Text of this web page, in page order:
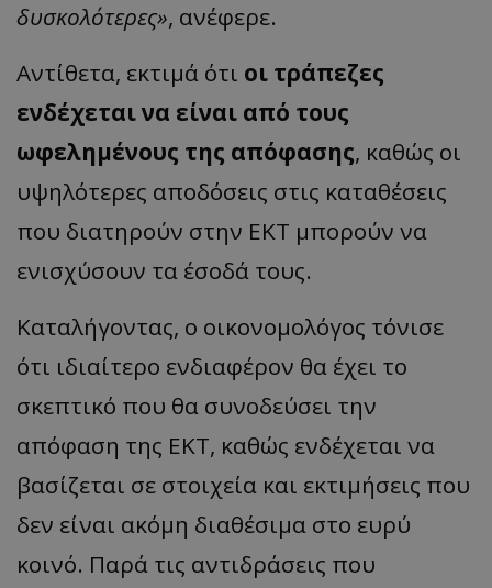
δυσκολότερες», ανέφερε.
Αντίθετα, εκτιμά ότι οι τράπεζες
ενδέχεται να είναι από τους
ωφελημένους της απόφασης, καθώς οι
υψηλότερες αποδόσεις στις καταθέσεις
που διατηρούν στην ΕΚΤ μπορούν να
ενισχύσουν τα έσοδά τους.
Καταλήγοντας, ο οικονομολόγος τόνισε
ότι ιδιαίτερο ενδιαφέρον θα έχει το
σκεπτικό που θα συνοδεύσει την
απόφαση της ΕΚΤ, καθώς ενδέχεται να
βασίζεται σε στοιχεία και εκτιμήσεις που
δεν είναι ακόμη διαθέσιμα στο ευρύ
κοινό. Παρά τις αντιδράσεις που